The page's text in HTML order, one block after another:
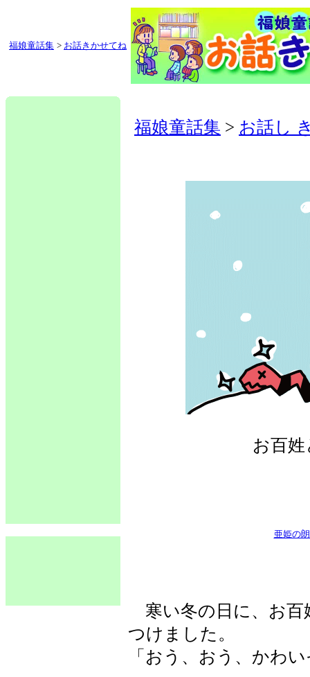
福娘童話集 > お話きかせてね
福娘童話集 > お話し
お百
亜姫の
寒い冬の日に、お百
つけました。
「おう、おう、かわ